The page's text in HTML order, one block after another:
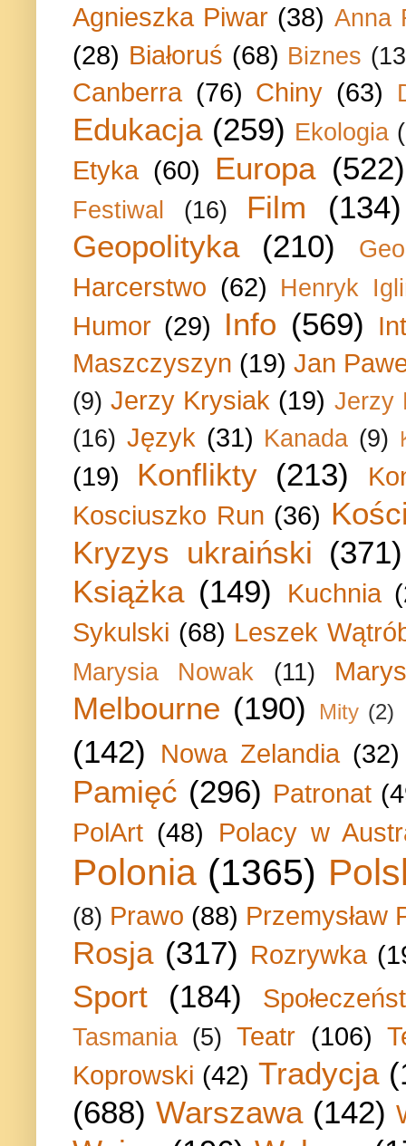
Agnieszka Piwar (38) Anna
(28) Białoruś (68) Biznes
Canberra (76) Chiny (63)
Edukacja (259) Ekologia
Etyka (60) Europa (522)
Festiwal (16) Film
(134)
Geopolityka
(210)
Harcerstwo (62) Henryk
Humor (29) Info (569)
Maszczyszyn (19) Jan
(9) Jerzy Krysiak (19) Jerzy
(16) Język (31) Kanada (9)
(19) Konflikty (213)
Kosciuszko Run (36)
Kryzys ukraiński (371)
Książka (149) Kuchnia
Sykulski (68) Leszek
Marysia Nowak (11)
Melbourne (190) Mity (2)
(142) Nowa Zelandia (32)
Pamięć (296) Patronat
PolArt (48) Polacy w
Polonia (1365)
(8) Prawo (88) Przemysław
Rosja (317) Rozrywka
Sport (184)
Tasmania (5) Teatr (106)
Koprowski (42) Tradycja
(688) Warszawa (142)